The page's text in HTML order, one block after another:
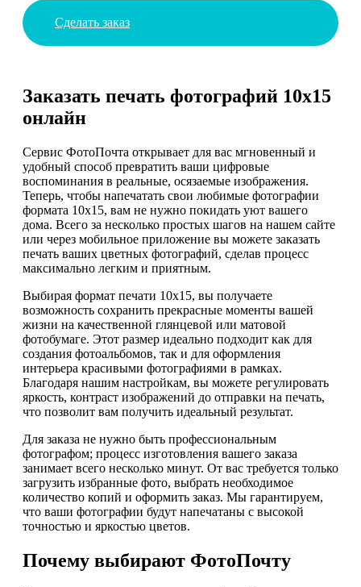
Сделать заказ
Заказать печать фотографий 10х15
онлайн
Сервис ФотоПочта открывает для вас мгновенный и
удобный способ превратить ваши цифровые
воспоминания в реальные, осязаемые изображения.
Теперь, чтобы напечатать свои любимые фотографии
формата 10х15, вам не нужно покидать уют вашего
дома. Всего за несколько простых шагов на нашем сайте
или через мобильное приложение вы можете заказать
печать ваших цветных фотографий, сделав процесс
максимально легким и приятным.
Выбирая формат печати 10х15, вы получаете
возможность сохранить прекрасные моменты вашей
жизни на качественной глянцевой или матовой
фотобумаге. Этот размер идеально подходит как для
создания фотоальбомов, так и для оформления
интерьера красивыми фотографиями в рамках.
Благодаря нашим настройкам, вы можете регулировать
яркость, контраст изображений до отправки на печать,
что позволит вам получить идеальный результат.
Для заказа не нужно быть профессиональным
фотографом; процесс изготовления вашего заказа
занимает всего несколько минут. От вас требуется только
загрузить избранные фото, выбрать необходимое
количество копий и оформить заказ. Мы гарантируем,
что ваши фотографии будут напечатаны с высокой
точностью и яркостью цветов.
Почему выбирают ФотоПочту